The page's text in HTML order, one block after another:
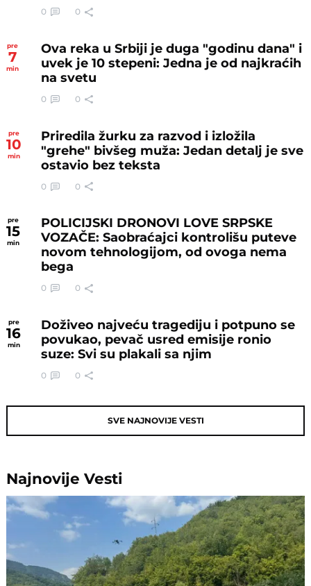
0 0
pre
7
min
Ova reka u Srbiji je duga "godinu dana" i
uvek je 10 stepeni: Jedna je od najkraćih
na svetu
0 0
pre
10
min
Priredila žurku za razvod i izložila
"grehe" bivšeg muža: Jedan detalj je sve
ostavio bez teksta
0 0
pre
15
min
POLICIJSKI DRONOVI LOVE SRPSKE
VOZAČE: Saobraćajci kontrolišu puteve
novom tehnologijom, od ovoga nema
bega
0 0
pre
16
min
Doživeo najveću tragediju i potpuno se
povukao, pevač usred emisije ronio
suze: Svi su plakali sa njim
0 0
SVE NAJNOVIJE VESTI
NajnovijeVesti